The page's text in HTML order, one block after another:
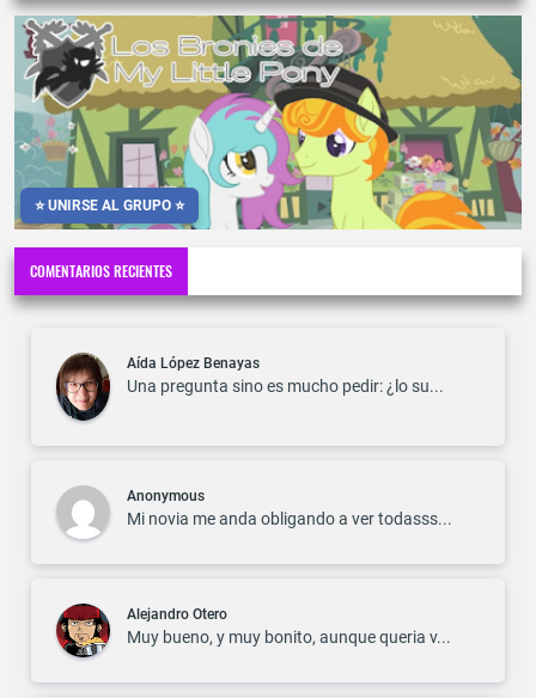
⭐ UNIRSE AL GRUPO ⭐
COMENTARIOS RECIENTES
Aída López Benayas
Una pregunta sino es mucho pedir: ¿lo su...
Anonymous
Mi novia me anda obligando a ver todasss...
Alejandro Otero
Muy bueno, y muy bonito, aunque queria v...